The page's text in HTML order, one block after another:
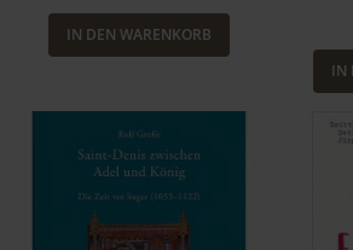
IN DEN WARENKORB
IN